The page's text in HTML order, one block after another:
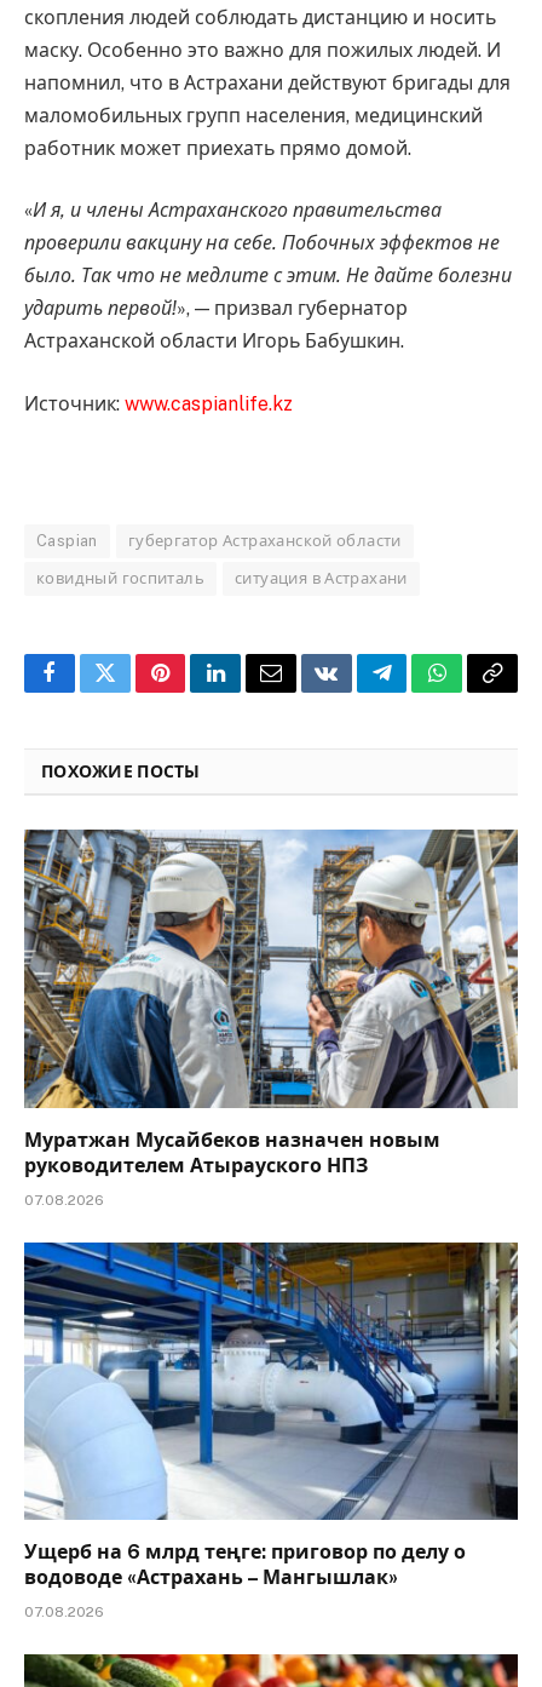
скопления людей соблюдать дистанцию и носить
маску. Особенно это важно для пожилых людей. И
напомнил, что в Астрахани действуют бригады для
маломобильных групп населения, медицинский
работник может приехать прямо домой.
«И я, и члены Астраханского правительства
проверили вакцину на себе. Побочных эффектов не
было. Так что не медлите с этим. Не дайте болезни
ударить первой!», — призвал губернатор
Астраханской области Игорь Бабушкин.
Источник: www.caspianlife.kz
Caspian губергатор Астраханской области
ковидный госпиталь ситуация в Астрахани
FacebookTwitterPinterestLinkedInEmailVKontakteTelegramWhatsApp
Copy
ПОХОЖИЕ ПОСТЫ
Муратжан Мусайбеков назначен новым
руководителем Атырауского НПЗ
07.08.2026
Ущерб на 6 млрд теңге: приговор по делу о
водоводе «Астрахань – Мангышлак»
07.08.2026